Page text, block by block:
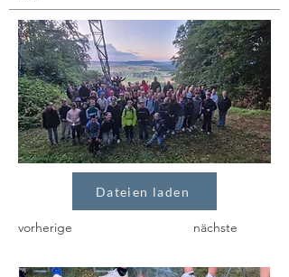
Dateien laden
vorherige nächste